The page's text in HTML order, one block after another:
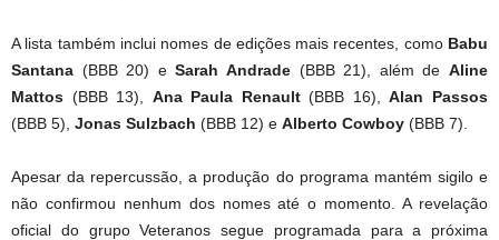
A lista também inclui nomes de edições mais recentes, como Babu
Santana (BBB 20) eSarah Andrade (BBB 21), além deAline
Mattos (BBB 13), Ana Paula Renault(BBB 16),Alan Passos
(BBB 5), Jonas Sulzbach (BBB 12) e Alberto Cowboy (BBB 7).
Apesar da repercussão, a produção do programa mantém sigilo e
não confirmou nenhum dos nomes até o momento. A revelação
oficial do grupo Veteranos segue programada para a próxima